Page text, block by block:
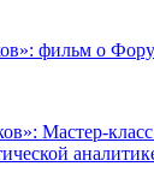
фильм о
Мастер-